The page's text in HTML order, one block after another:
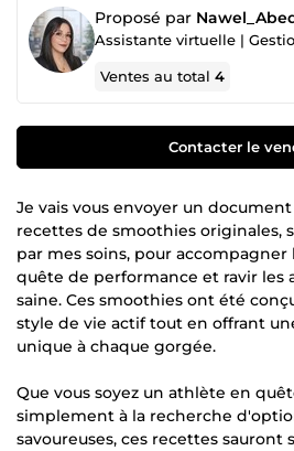
Proposé par
Ventes au total4
Contacter le
Je vais vous envoyer un
recettes de smoothies originales,
par mes soins, pour
quête de performance et ravir les
saine. Ces smoothies ont été
style de vie actif tout en offrant
unique à chaque gorgée.
Que vous soyez un athlète en
simplement à la recherche
savoureuses, ces recettes sauront